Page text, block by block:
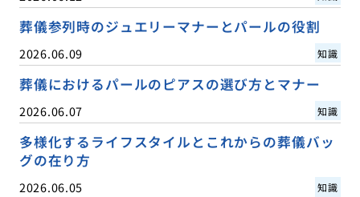
葬儀参列時のジュエリーマナーとパールの役割
2026.06.09 知識
葬儀におけるパールのピアスの選び方とマナー
2026.06.07 知識
多様化するライフスタイルとこれからの葬儀バッ
グの在り方
2026.06.05 知識